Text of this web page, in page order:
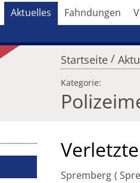
Aktuelles Fahndungen
Startseite /
Kategorie:
Spremberg